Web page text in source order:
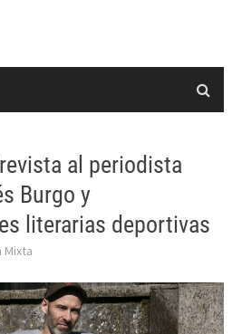
al periodista
Burgo y
literarias deportivas
Mixta